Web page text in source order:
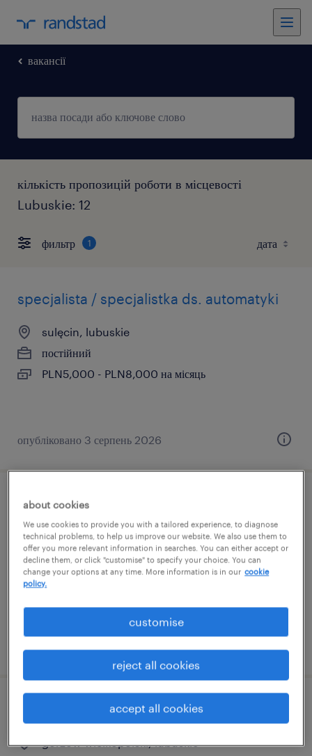
вакансії
кількість пропозицій роботи в місцевості
Lubuskie: 12
фильтр 1
specjalista / specjalistka ds. automatyki
sulęcin, lubuskie
постійний
PLN5,000 - PLN8,000 на місяць
опубліковано 3 серпень 2026
specjalista/specjalistka ds. mechaniki
sulęcin, lubuskie
постійний
PLN5,000 - PLN8,000 на місяць
працівник складу/працівниця складу
gorzów wielkopolski, lubuskie
about cookies
We use cookies to provide you with a tailored experience, to diagnose
technical problems, to help us improve our website. We also use them to
offer you more relevant information in searches. You can either accept or
decline them, or click "customise" to specify your choice. You can
change your options at any time. More information is in our cookie
policy.
accept all cookies
reject all cookies
customise